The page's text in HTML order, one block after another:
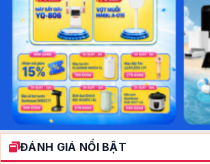
ĐÁNH GIÁ NỔI BẬT